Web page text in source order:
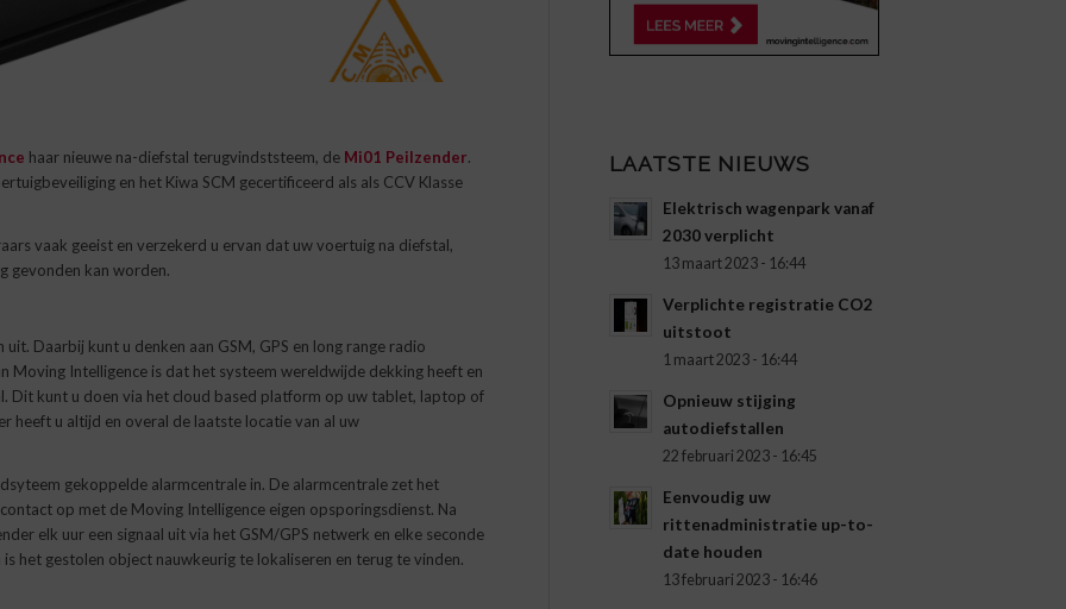
haar nieuwe na-diefstal terugvindststeem, de Mi01 Peilzender.
en het Kiwa SCM gecertificeerd als als CCV Klasse
vaak geeist en verzekerd u ervan dat uw voertuig na diefstal,
gevonden kan worden.
Daarbij kunt u denken aan GSM, GPS en long range radio
Moving Intelligence is dat het systeem wereldwijde dekking heeft en
Dit kunt u doen via het cloud based platform op uw tablet, laptop of
heeft u altijd en overal de laatste locatie van al uw
gekoppelde alarmcentrale in. De alarmcentrale zet het
op met de Moving Intelligence eigen opsporingsdienst. Na
elk uur een signaal uit via het GSM/GPS netwerk en elke seconde
het gestolen object nauwkeurig te lokaliseren en terug te vinden.
LAATSTE NIEUWS
Elektrisch wagenpark vanaf
2030 verplicht
13 maart 2023 - 16:44
Verplichte registratie CO2
uitstoot
1 maart 2023 - 16:44
Opnieuw stijging
autodiefstallen
22 februari 2023 - 16:45
Eenvoudig uw
rittenadministratie up-to-
date houden
13 februari 2023 - 16:46